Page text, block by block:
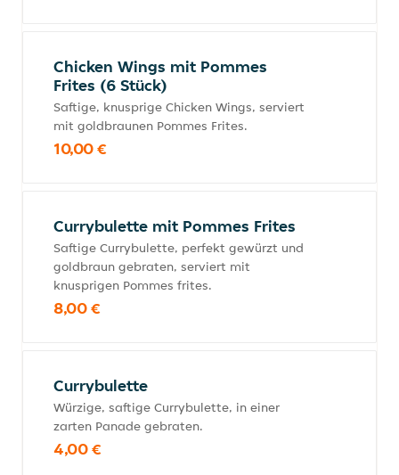
Chicken Wings mit Pommes
Frites (6 Stück)
Saftige, knusprige Chicken Wings, serviert
mit goldbraunen Pommes Frites.
10,00 €
Currybulette mit Pommes Frites
Saftige Currybulette, perfekt gewürzt und
goldbraun gebraten, serviert mit
knusprigen Pommes frites.
8,00 €
Currybulette
Würzige, saftige Currybulette, in einer
zarten Panade gebraten.
4,00 €